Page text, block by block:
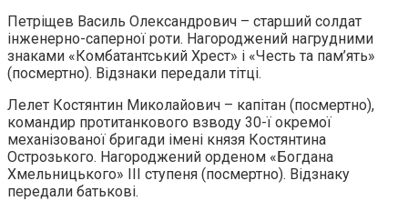
Петріщев Василь Олександрович – старший солдат
інженерно-саперної роти. Нагороджений нагрудними
знаками «Комбатантський Хрест» і «Честь та пам’ять»
(посмертно). Відзнаки передали тітці.
Лелет Костянтин Миколайович – капітан (посмертно),
командир протитанкового взводу 30-ї окремої
механізованої бригади імені князя Костянтина
Острозького. Нагороджений орденом «Богдана
Хмельницького» III ступеня (посмертно). Відзнаку
передали батькові.